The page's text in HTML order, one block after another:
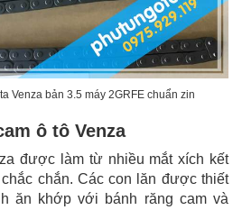
Venza bản 3.5 máy 2GRFE chuẩn zin
ô tô Venza
được làm từ nhiều mắt xích kết
chắn. Các con lăn được thiết
ăn khớp với bánh răng cam và